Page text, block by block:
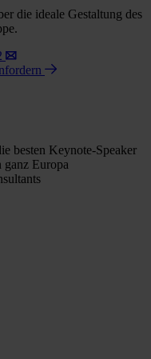
die ideale Gestaltung des
besten Keynote-Speaker
Europa